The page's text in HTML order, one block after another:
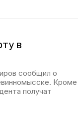
в
сообщил о
Кроме
получат